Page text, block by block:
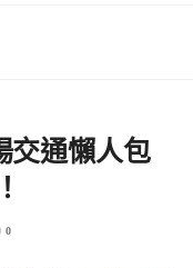
交通懶人包
0